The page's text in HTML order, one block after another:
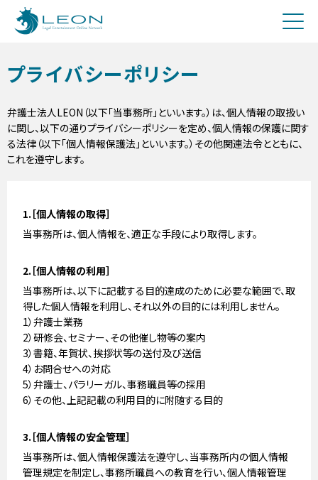
費用について
お問合せ
採用
プライバシーポリシー
弁護士法人LEON（以下「当事務所」といいます。）は、個人情報の取扱い
に関し、以下の通りプライバシーポリシーを定め、個人情報の保護に関す
る法律（以下「個人情報保護法」といいます。）その他関連法令とともに、
これを遵守します。
1.［個人情報の取得］
当事務所は、個人情報を、適正な手段により取得します。
2.［個人情報の利用］
当事務所は、以下に記載する目的達成のために必要な範囲で、取
得した個人情報を利用し、それ以外の目的には利用しません。
1）弁護士業務
2）研修会、セミナー、その他催し物等の案内
3）書籍、年賀状、挨拶状等の送付及び送信
4）お問合せへの対応
5）弁護士、パラリーガル、事務職員等の採用
6）その他、上記記載の利用目的に附随する目的
3.［個人情報の安全管理］
当事務所は、個人情報保護法を遵守し、当事務所内の個人情報
管理規定を制定し、事務所職員への教育を行い、個人情報管理